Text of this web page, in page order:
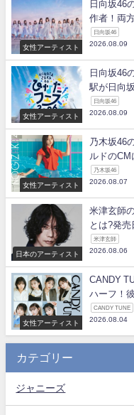
女性アーティスト
日向坂46
作者！両
日向坂46
2026.08.09
女性アーティスト
日向坂46
駅が日向
日向坂46
2026.08.09
女性アーティスト
乃木坂46
ルドのCM
乃木坂46
2026.08.07
日本のアーティスト
米津玄師
とは?発売
米津玄師
2026.08.06
女性アーティスト
CANDY
ハーフ！
CANDY TUNE
2026.08.04
カテゴリー
ジャニーズ